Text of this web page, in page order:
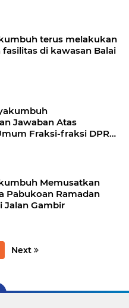
terus melakukan
di kawasan Balai
Jawaban Atas
Fraksi-fraksi DPRD
Terhadap Empat
Memusatkan
Pabukoan Ramadan
Jalan Gambir
Next